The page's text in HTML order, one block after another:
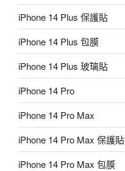
iPhone 14 Plus 保護貼
iPhone 14 Plus 包膜
iPhone 14 Plus 玻璃貼
iPhone 14 Pro
iPhone 14 Pro Max
iPhone 14 Pro Max 保護貼
iPhone 14 Pro Max 包膜